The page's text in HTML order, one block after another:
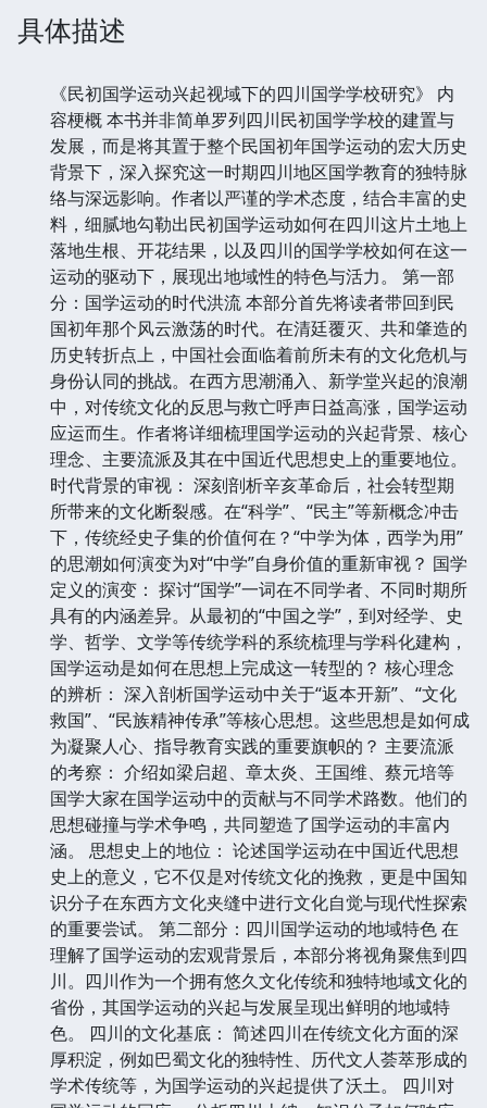
具体描述
《民初国学运动兴起视域下的四川国学学校研究》 内
容梗概 本书并非简单罗列四川民初国学学校的建置与
发展，而是将其置于整个民国初年国学运动的宏大历史
背景下，深入探究这一时期四川地区国学教育的独特脉
络与深远影响。作者以严谨的学术态度，结合丰富的史
料，细腻地勾勒出民初国学运动如何在四川这片土地上
落地生根、开花结果，以及四川的国学学校如何在这一
运动的驱动下，展现出地域性的特色与活力。 第一部
分：国学运动的时代洪流 本部分首先将读者带回到民
国初年那个风云激荡的时代。在清廷覆灭、共和肇造的
历史转折点上，中国社会面临着前所未有的文化危机与
身份认同的挑战。在西方思潮涌入、新学堂兴起的浪潮
中，对传统文化的反思与救亡呼声日益高涨，国学运动
应运而生。作者将详细梳理国学运动的兴起背景、核心
理念、主要流派及其在中国近代思想史上的重要地位。
时代背景的审视： 深刻剖析辛亥革命后，社会转型期
所带来的文化断裂感。在“科学”、“民主”等新概念冲击
下，传统经史子集的价值何在？“中学为体，西学为用”
的思潮如何演变为对“中学”自身价值的重新审视？ 国学
定义的演变： 探讨“国学”一词在不同学者、不同时期所
具有的内涵差异。从最初的“中国之学”，到对经学、史
学、哲学、文学等传统学科的系统梳理与学科化建构，
国学运动是如何在思想上完成这一转型的？ 核心理念
的辨析： 深入剖析国学运动中关于“返本开新”、“文化
救国”、“民族精神传承”等核心思想。这些思想是如何成
为凝聚人心、指导教育实践的重要旗帜的？ 主要流派
的考察： 介绍如梁启超、章太炎、王国维、蔡元培等
国学大家在国学运动中的贡献与不同学术路数。他们的
思想碰撞与学术争鸣，共同塑造了国学运动的丰富内
涵。 思想史上的地位： 论述国学运动在中国近代思想
史上的意义，它不仅是对传统文化的挽救，更是中国知
识分子在东西方文化夹缝中进行文化自觉与现代性探索
的重要尝试。 第二部分：四川国学运动的地域特色 在
理解了国学运动的宏观背景后，本部分将视角聚焦到四
川。四川作为一个拥有悠久文化传统和独特地域文化的
省份，其国学运动的兴起与发展呈现出鲜明的地域特
色。 四川的文化基底： 简述四川在传统文化方面的深
厚积淀，例如巴蜀文化的独特性、历代文人荟萃形成的
学术传统等，为国学运动的兴起提供了沃土。 四川对